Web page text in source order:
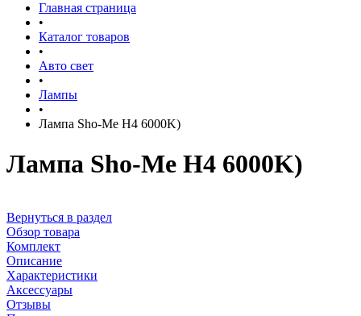
Главная страница
•
Каталог товаров
•
Авто свет
•
Лампы
•
Лампа Sho-Me H4 6000K)
Лампа Sho-Me H4 6000K)
Вернуться в раздел
Обзор товара
Комплект
Описание
Характеристики
Аксессуары
Отзывы